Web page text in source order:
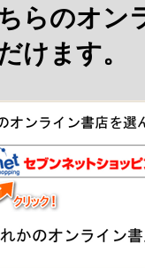
らのオン
けます。